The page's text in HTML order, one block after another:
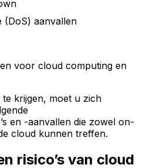
(DoS) aanvallen
voor cloud computing en
te krijgen, moet u zich
en -aanvallen die zowel on-
cloud kunnen treffen.
risico’s van cloud